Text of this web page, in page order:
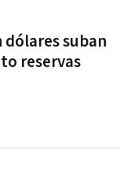
dólares suban
reservas